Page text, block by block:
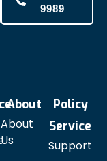
9989
About
About
Us
Policy
Service
Support